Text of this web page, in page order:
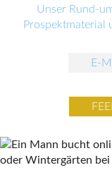
Unser Rund-
Prospektmaterial
E-